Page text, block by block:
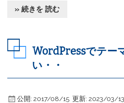
» 続きを 読む
WordPressでテー
い・・
公開: 2017/08/15 更新: 2023/03/13